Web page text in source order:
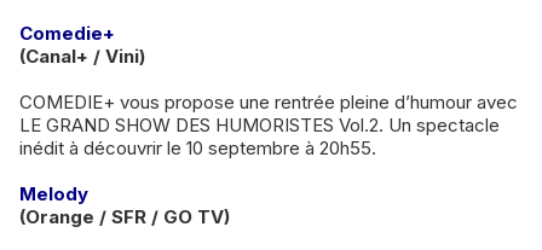
Comedie+
(Canal+ / Vini)
COMEDIE+ vous propose une rentrée pleine d’humour avec
LE GRAND SHOW DES HUMORISTES Vol.2. Un spectacle
inédit à découvrir le 10 septembre à 20h55.
Melody
(Orange / SFR / GO TV)